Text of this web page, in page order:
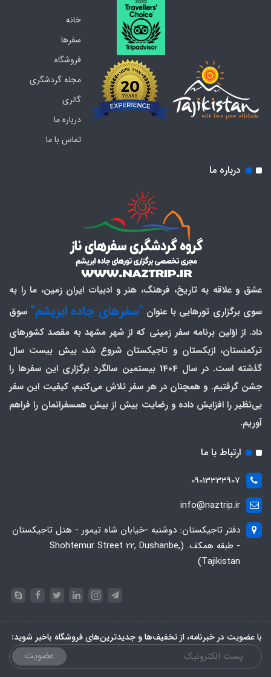
خانه
سفرها
فروشگاه
مجله گردشگری
گالری
درباره ما
تماس با ما
درباره ما
عشق و علاقه به تاریخ، فرهنگ، هنر و ادبیات ایران زمین، ما را به
سوی برگزاری تورهایی با عنوان "سفرهای جاده ابریشم" سوق
داد. از اوّلین برنامه سفر زمینی که از شهر مشهد به مقصد کشورهای
ترکمنستان، ازبکستان و تاجیکستان شروع شد، بیش بیست سال
گذشته است. در سال 1404 بیستمین سالگرد برگزاری این سفرها را
جشن گرفتیم. و همچنان در هر سفر تلاش می‌کنیم، کیفیت این سفر
بی‌نظیر را افزایش داده و رضایت بیش از بیش همسفرانمان را فراهم
آوریم.
ارتباط با ما
09013333907
info@naztrip.ir
دفتر تاجیکستان: دوشنبه -خیابان شاه تیمور - هتل تاجیکستان
- طبقه همکف. (Shohtemur Street 22, Dushanbe,
Tajikistan)
با عضویت در خبرنامه، از تخفیف‌ها و جدیدترین‌های فروشگاه باخبر شوید:
عضویت